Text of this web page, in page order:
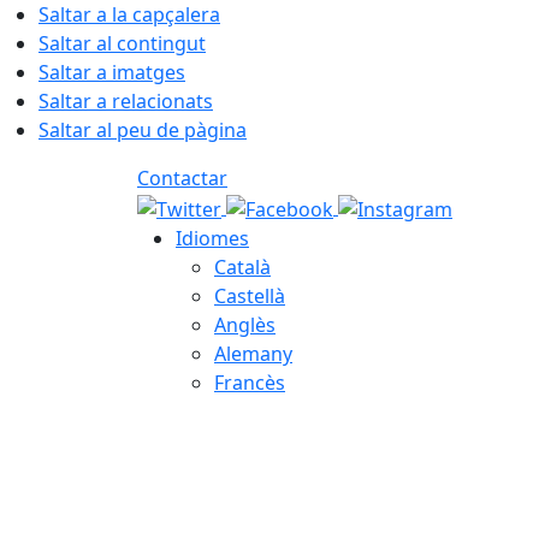
Saltar a la capçalera
Saltar al contingut
Saltar a imatges
Saltar a relacionats
Saltar al peu de pàgina
Contactar
Idiomes
Català
Castellà
Anglès
Alemany
Francès